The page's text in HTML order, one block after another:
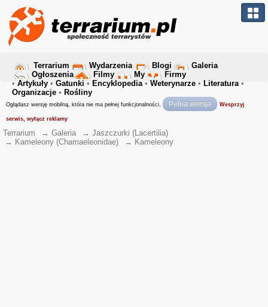
Terrarium Wydarzenia Blogi
Galeria
Ogłoszenia
Filmy My
Firmy
• Artykuły • Gatunki • Encyklopedia• Weterynarze • Literatura•
Organizacje • Rośliny
Oglądasz wersję mobilną, która nie ma pełnej funkcjonalności. Pełna wersja Wesprzyj
serwis, wyłącz reklamy
Terrarium → Galeria → Jaszczurki (Lacertilia)
→ Kameleony (Chamaeleonidae) → Kameleony